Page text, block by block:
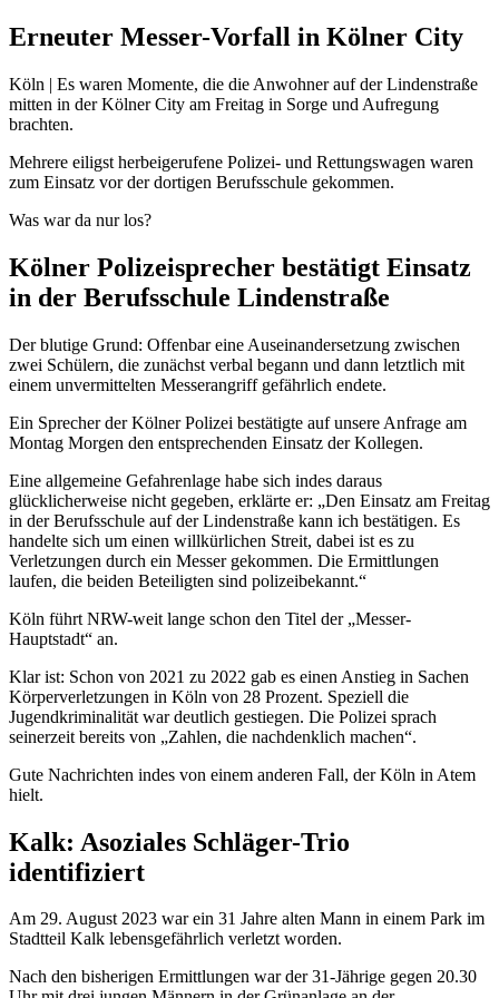
Erneuter Messer-Vorfall in Kölner City
Köln | Es waren Momente, die die Anwohner auf der Lindenstraße
mitten in der Kölner City am Freitag in Sorge und Aufregung
brachten.
Mehrere eiligst herbeigerufene Polizei- und Rettungswagen waren
zum Einsatz vor der dortigen Berufsschule gekommen.
Was war da nur los?
Kölner Polizeisprecher bestätigt Einsatz
in der Berufsschule Lindenstraße
Der blutige Grund: Offenbar eine Auseinandersetzung zwischen
zwei Schülern, die zunächst verbal begann und dann letztlich mit
einem unvermittelten Messerangriff gefährlich endete.
Ein Sprecher der Kölner Polizei bestätigte auf unsere Anfrage am
Montag Morgen den entsprechenden Einsatz der Kollegen.
Eine allgemeine Gefahrenlage habe sich indes daraus
glücklicherweise nicht gegeben, erklärte er: „Den Einsatz am Freitag
in der Berufsschule auf der Lindenstraße kann ich bestätigen. Es
handelte sich um einen willkürlichen Streit, dabei ist es zu
Verletzungen durch ein Messer gekommen. Die Ermittlungen
laufen, die beiden Beteiligten sind polizeibekannt.“
Köln führt NRW-weit lange schon den Titel der „Messer-
Hauptstadt“ an.
Klar ist: Schon von 2021 zu 2022 gab es einen Anstieg in Sachen
Körperverletzungen in Köln von 28 Prozent. Speziell die
Jugendkriminalität war deutlich gestiegen. Die Polizei sprach
seinerzeit bereits von „Zahlen, die nachdenklich machen“.
Gute Nachrichten indes von einem anderen Fall, der Köln in Atem
hielt.
Kalk: Asoziales Schläger-Trio
identifiziert
Am 29. August 2023 war ein 31 Jahre alten Mann in einem Park im
Stadtteil Kalk lebensgefährlich verletzt worden.
Nach den bisherigen Ermittlungen war der 31-Jährige gegen 20.30